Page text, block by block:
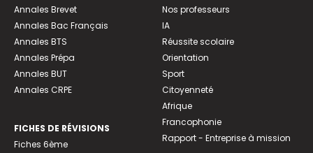
Annales Brevet
Annales Bac Français
Annales BTS
Annales Prépa
Annales BUT
Annales CRPE
FICHES DE RÉVISIONS
Fiches 6ème
Nos professeurs
IA
Réussite scolaire
Orientation
Sport
Citoyenneté
Afrique
Francophonie
Rapport - Entreprise à mission